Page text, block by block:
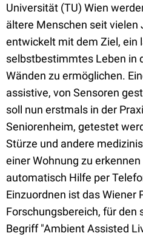
Universität (TU) Wien
ältere Menschen seit vielen
entwickelt mit dem Ziel, ein
selbstbestimmtes Leben in
Wänden zu ermöglichen.
assistive, von Sensoren
soll nun erstmals in der
Seniorenheim, getestet
Stürze und andere
einer Wohnung zu
automatisch Hilfe per
Einzuordnen ist das Wiener
Forschungsbereich, für den
Begriff "Ambient Assisted